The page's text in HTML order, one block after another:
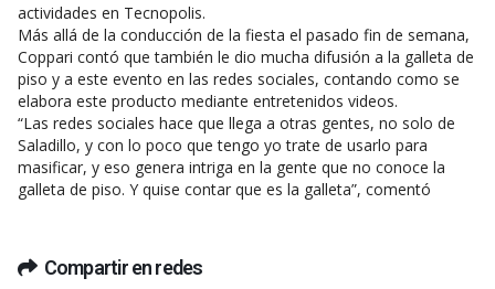
actividades en Tecnopolis.
Más allá de la conducción de la fiesta el pasado fin de semana,
Coppari contó que también le dio mucha difusión a la galleta de
piso y a este evento en las redes sociales, contando como se
elabora este producto mediante entretenidos videos.
“Las redes sociales hace que llega a otras gentes, no solo de
Saladillo, y con lo poco que tengo yo trate de usarlo para
masificar, y eso genera intriga en la gente que no conoce la
galleta de piso. Y quise contar que es la galleta”, comentó
Compartir en redes